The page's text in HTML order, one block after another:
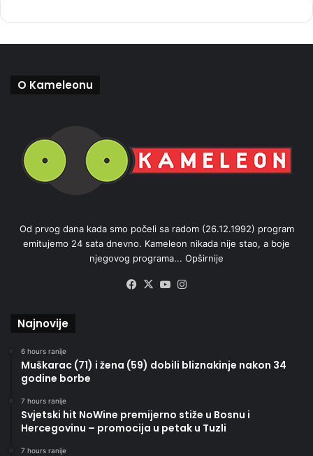
O Kameleonu
Od prvog dana kada smo počeli sa radom (26.12.1992) program
emitujemo 24 sata dnevno. Kameleon nikada nije stao, a boje
njegovog programa... Opširnije
Facebook
X YouTube
Najnovije
6 hours ranije
Muškarac (71) i žena (59) dobili bliznakinje nakon 34
godine borbe
7 hours ranije
Svjetski hit NoWine premijerno stiže u Bosnu i
Hercegovinu – promocija u petak u Tuzli
7 hours ranije